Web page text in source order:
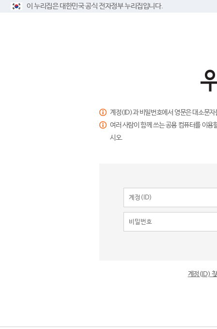
이 누리집은 대한민국 공식 전자정부 누리집입니다.
계정(ID)과 비밀번호에서 영문은 대소문
여러 사람이 함께 쓰는 공용 컴퓨터를 이
시오.
계정(ID)